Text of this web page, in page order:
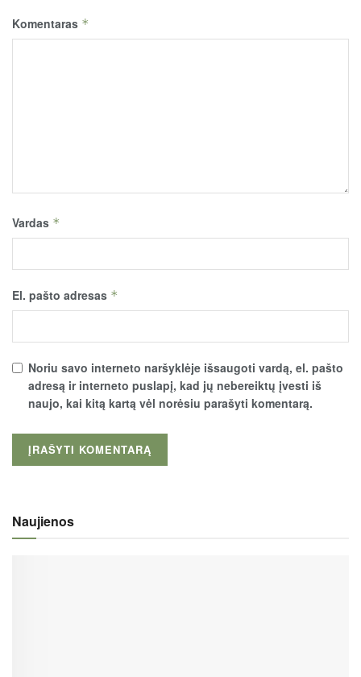
Komentaras *
Vardas *
El. pašto adresas *
Noriu savo interneto naršyklėje išsaugoti vardą, el. pašto
adresą ir interneto puslapį, kad jų nebereiktų įvesti iš
naujo, kai kitą kartą vėl norėsiu parašyti komentarą.
Naujienos